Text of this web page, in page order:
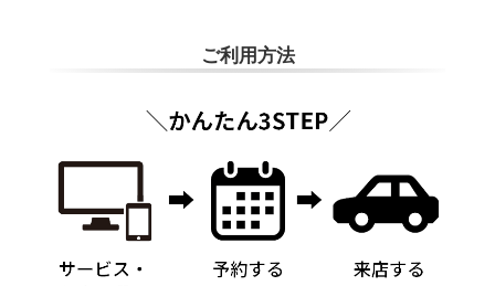
ご利用方法